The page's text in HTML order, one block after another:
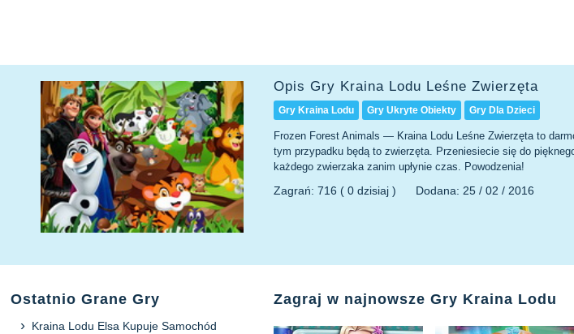
Opis Gry Kraina Lodu Leśne Zwierzęta
Gry Kraina Lodu Gry Ukryte Obiekty Gry Dla Dzieci
Frozen Forest Animals — Kraina Lodu Leśne Zwierzęta to
tym przypadku będą to zwierzęta. Przeniesiecie się do
każdego zwierzaka zanim upłynie czas. Powodzenia!
Zagrań: 716 ( 0 dzisiaj ) Dodana: 25 / 02 / 2016
Ostatnio Grane Gry
Kraina Lodu Elsa Kupuje Samochód
Zagraj w najnowsze Gry Kraina Lodu